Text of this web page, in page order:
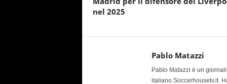
nel 2025
Pablo Matazzi
Pablo Matazzi è un
italiano Soccerhousetv.it.